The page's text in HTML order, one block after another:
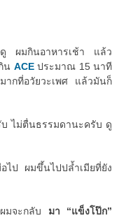
ดู ผมกินอาหารเช้า แล้ว
น ACEประมาณ 15 นาที
ากที่อวัยวะเพศ แล้วมันก็
ไม่ตื่นธรรมดานะครับ ดู
ไป ผมขึ้นไปปล้ำเมียที่ยัง
มจะกลับ มา “แข็งโป๊ก”